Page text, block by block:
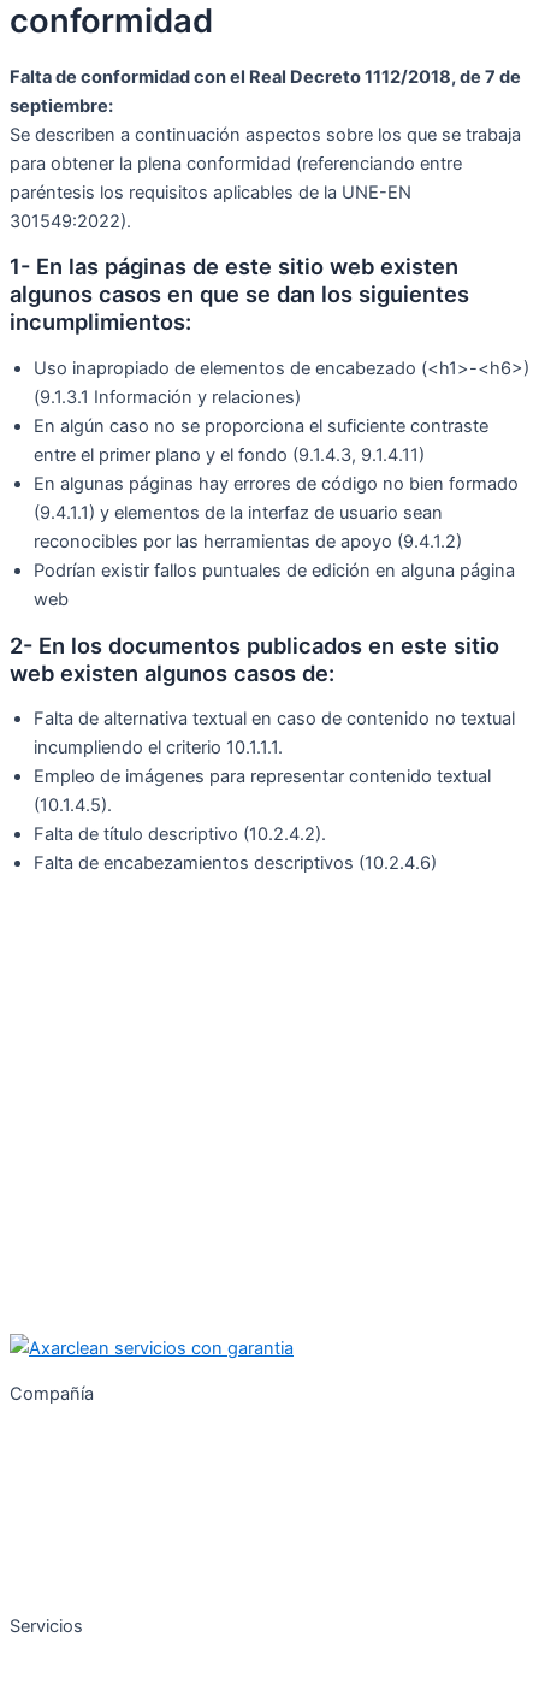
conformidad
Falta de conformidad con el Real Decreto 1112/2018, de 7 de
septiembre:
Se describen a continuación aspectos sobre los que se trabaja
para obtener la plena conformidad (referenciando entre
paréntesis los requisitos aplicables de la UNE-EN
301549:2022).
1- En las páginas de este sitio web existen
algunos casos en que se dan los siguientes
incumplimientos:
Uso inapropiado de elementos de encabezado (<h1>-<h6>)
(9.1.3.1 Información y relaciones)
En algún caso no se proporciona el suficiente contraste
entre el primer plano y el fondo (9.1.4.3, 9.1.4.11)
En algunas páginas hay errores de código no bien formado
(9.4.1.1) y elementos de la interfaz de usuario sean
reconocibles por las herramientas de apoyo (9.4.1.2)
Podrían existir fallos puntuales de edición en alguna página
web
2- En los documentos publicados en este sitio
web existen algunos casos de:
Falta de alternativa textual en caso de contenido no textual
incumpliendo el criterio 10.1.1.1.
Empleo de imágenes para representar contenido textual
(10.1.4.5).
Falta de título descriptivo (10.2.4.2).
Falta de encabezamientos descriptivos (10.2.4.6)
Compañía
Servicios